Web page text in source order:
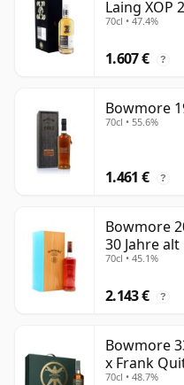
Laing XOP
70cl • 47.4%
1.607 € ?
Bowmore
70cl • 55.6%
1.461 € ?
Bowmore
30 Jahre alt
70cl • 45.1%
2.143 € ?
Bowmore
x Frank
70cl • 48.7%